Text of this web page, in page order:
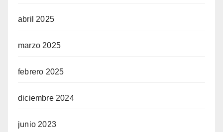
abril 2025
marzo 2025
febrero 2025
diciembre 2024
junio 2023